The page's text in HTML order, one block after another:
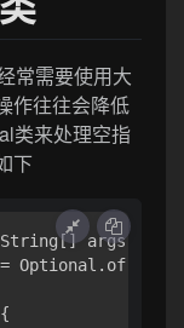
常需要使用大
作往往会降低
类来处理空指
下
String[] args)
Optional.of(